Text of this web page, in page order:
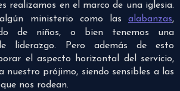
realizamos en el marco de una iglesia.
ministerio como las alabanzas,
de niños, o bien tenemos una
liderazgo. Pero además de esto
el aspecto horizontal del servicio,
nuestro prójimo, siendo sensibles a las
nos rodean.